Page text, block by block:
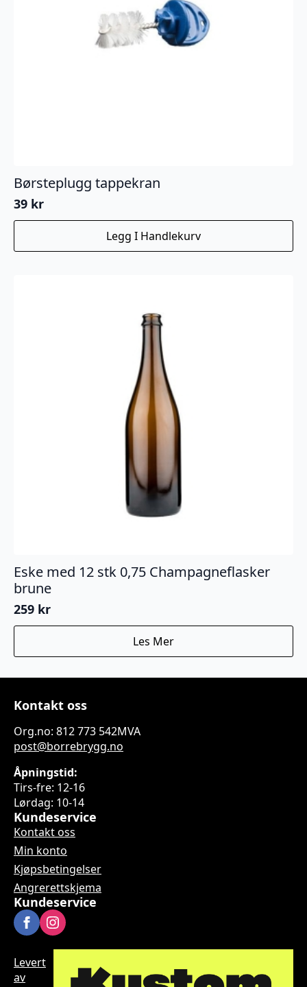
Børsteplugg tappekran
39 kr
Legg I Handlekurv
Eske med 12 stk 0,75 Champagneflasker
brune
259 kr
Les Mer
Kontakt oss
Org.no: 812 773 542MVA
post@borrebrygg.no
Åpningstid:
Tirs-fre: 12-16
Lørdag: 10-14
Kundeservice
Kontakt oss
Min konto
Kjøpsbetingelser
Angrerettskjema
Kundeservice
Levert
av